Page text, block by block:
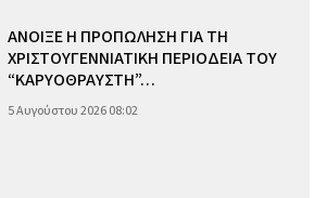
ΑΝΟΙΞΕ Η ΠΡΟΠΩΛΗΣΗ ΓΙΑ ΤΗ
ΧΡΙΣΤΟΥΓΕΝΝΙΑΤΙΚΗ ΠΕΡΙΟΔΕΙΑ ΤΟΥ
“ΚΑΡΥΟΘΡΑΥΣΤΗ”…
5 Αυγούστου 2026 08:02